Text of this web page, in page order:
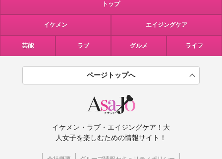
トップ
イケメン エイジングケア
芸能 ラブ グルメ ライフ
ページトップへ
イケメン・ラブ・エイジングケア！大
人女子を楽しむための情報サイト！